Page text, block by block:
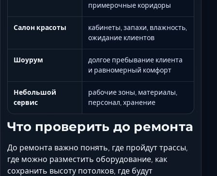
примерочные коридоры
Салон красоты
кабинеты, запахи, влажность,
ожидание клиентов
Шоурум
долгое пребывание клиента
и равномерный комфорт
Небольшой
сервис
рабочие зоны, материалы,
персонал, хранение
Что проверить до ремонта
До ремонта важно понять, где пройдут трассы,
где можно разместить оборудование, как
сохранить высоту потолков, где будут